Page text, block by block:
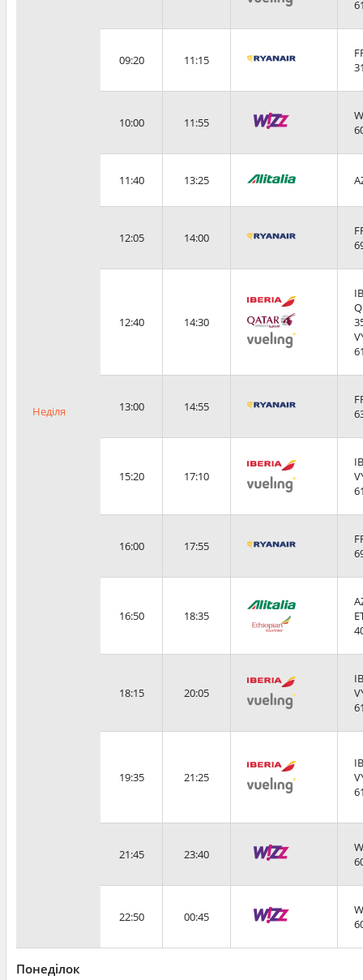
Неділя
09:20 11:15
10:00 11:55
11:40 13:25
12:05 14:00
12:40 14:30
13:00 14:55
15:20 17:10
16:00 17:55
16:50 18:35
18:15 20:05
19:35 21:25
21:45 23:40
22:50 00:45
Понеділок